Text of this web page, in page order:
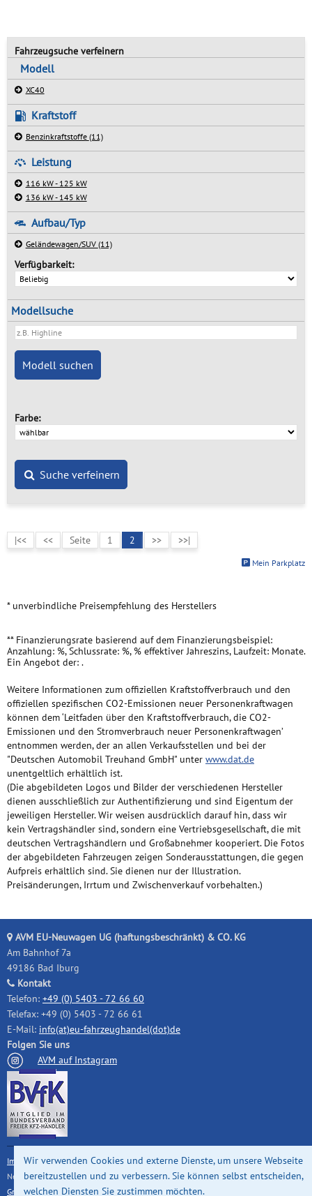
Fahrzeugsuche verfeinern
Modell
XC40
Kraftstoff
Benzinkraftstoffe (11)
Leistung
116 kW - 125 kW
136 kW - 145 kW
Aufbau/Typ
Geländewagen/SUV (11)
Verfügbarkeit:
Modellsuche
Farbe:
Suche verfeinern
|<< << Seite 1 2 >> >>|
Mein Parkplatz
* unverbindliche Preisempfehlung des Herstellers
** Finanzierungsrate basierend auf dem Finanzierungsbeispiel:
Anzahlung: %, Schlussrate: %, % effektiver Jahreszins, Laufzeit: Monate.
Ein Angebot der: .
Weitere Informationen zum offiziellen Kraftstoffverbrauch und den
offiziellen spezifischen CO2-Emissionen neuer Personenkraftwagen
können dem ‘Leitfaden über den Kraftstoffverbrauch, die CO2-
Emissionen und den Stromverbrauch neuer Personenkraftwagen’
entnommen werden, der an allen Verkaufsstellen und bei der
"Deutschen Automobil Treuhand GmbH" unter www.dat.de
unentgeltlich erhältlich ist.
(Die abgebildeten Logos und Bilder der verschiedenen Hersteller
dienen ausschließlich zur Authentifizierung und sind Eigentum der
jeweiligen Hersteller. Wir weisen ausdrücklich darauf hin, dass wir
kein Vertragshändler sind, sondern eine Vertriebsgesellschaft, die mit
deutschen Vertragshändlern und Großabnehmer kooperiert. Die Fotos
der abgebildeten Fahrzeugen zeigen Sonderausstattungen, die gegen
Aufpreis erhältlich sind. Sie dienen nur der Illustration.
Preisänderungen, Irrtum und Zwischenverkauf vorbehalten.)
AVM EU-Neuwagen UG (haftungsbeschränkt) & CO. KG
Am Bahnhof 7a
49186 Bad Iburg
Kontakt
Telefon: +49 (0) 5403 - 72 66 60
Telefax: +49 (0) 5403 - 72 66 61
E-Mail: info(at)eu-fahrzeughandel(dot)de
Folgen Sie uns
AVM auf Instagram
Impressum|Datenschutz|Cookie-Einstellungen ändern© 2026 AVM EU-
Neuwagen. Alle Rechte vorbehalten. Design, Datenbank und Realisierung:Xonline
GmbH
Wir verwenden Cookies und externe Dienste, um unsere Webseite
bereitzustellen und zu verbessern. Sie können selbst entscheiden,
welchen Diensten Sie zustimmen möchten.